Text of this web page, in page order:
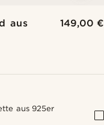
aus
149,00 €
aus 925er